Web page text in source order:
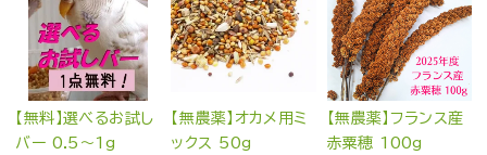
【無料】選べるお試し
バー 0.5～1g
【無農薬】オカメ用ミ
ックス 50g
【無農薬】フランス産
赤粟穂 100g